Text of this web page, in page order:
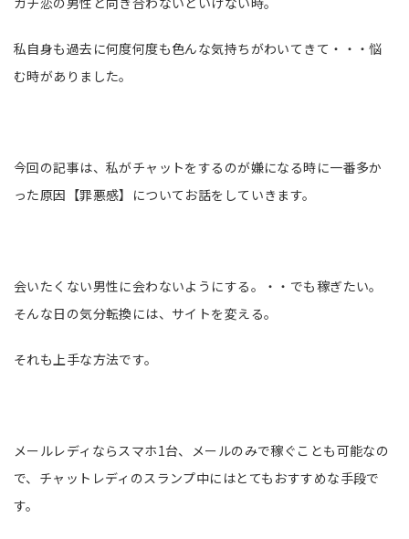
私自身も過去に何度何度も色んな気持ちがわいてきて・・・悩
む時がありました。
今回の記事は、私がチャットをするのが嫌になる時に一番多か
った原因【罪悪感】についてお話をしていきます。
会いたくない男性に会わないようにする。・・でも稼ぎたい。
そんな日の気分転換には、サイトを変える。
それも上手な方法です。
メールレディならスマホ1台、メールのみで稼ぐことも可能なの
で、チャットレディのスランプ中にはとてもおすすめな手段で
す。